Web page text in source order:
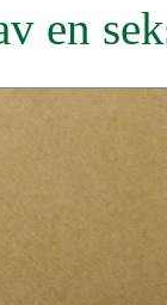
en